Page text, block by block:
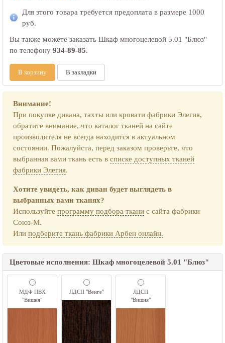
Для этого товара требуется предоплата в размере 1000
руб.
Вы также можете заказать Шкаф многоцелевой 5.01 "Блюз"
по телефону 934-89-85.
В корзину В закладки
Внимание!
При покупке дивана, тахты или кровати фабрики Элегия,
обратите внимание, что каталог тканей на сайте
производителя не всегда находится в актуальном
состоянии. Пожалуйста, перед заказом проверьте, что
выбранная вами ткань есть в списке доступных тканей
фабрики Элегия.
Хотите увидеть, как диван будет выглядеть в
выбранных вами тканях?
Используйте программу подбора ткани с сайта фабрики
Союз-М.
Или подберите ткань фабрики Арбен онлайн.
Цветовые исполнения: Шкаф многоцелевой 5.01 "Блюз"
МДФ ПВХ
"Вишня"
ЛДСП "Венге"
ЛДСП
"Вишня"